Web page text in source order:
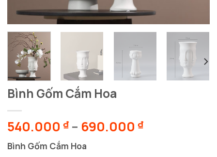
Bình Gốm Cắm Hoa
540.000 ₫ – 690.000 ₫Khoảng
Bình Gốm Cắm Hoa